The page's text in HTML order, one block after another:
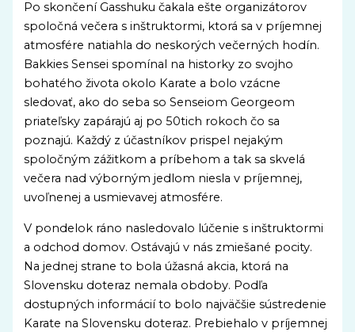
Po skončení Gasshuku čakala ešte organizátorov
spoločná večera s inštruktormi, ktorá sa v príjemnej
atmosfére natiahla do neskorých večerných hodín.
Bakkies Sensei spomínal na historky zo svojho
bohatého života okolo Karate a bolo vzácne
sledovať, ako do seba so Senseiom Georgeom
priateľsky zapárajú aj po 50tich rokoch čo sa
poznajú. Každý z účastníkov prispel nejakým
spoločným zážitkom a príbehom a tak sa skvelá
večera nad výborným jedlom niesla v príjemnej,
uvoľnenej a usmievavej atmosfére.
V pondelok ráno nasledovalo lúčenie s inštruktormi
a odchod domov. Ostávajú v nás zmiešané pocity.
Na jednej strane to bola úžasná akcia, ktorá na
Slovensku doteraz nemala obdoby. Podľa
dostupných informácií to bolo najväčšie sústredenie
Karate na Slovensku doteraz. Prebiehalo v príjemnej